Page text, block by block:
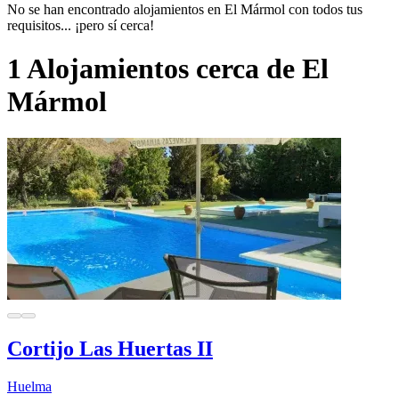
No se han encontrado alojamientos en El Mármol con todos tus
requisitos... ¡pero sí cerca!
1 Alojamientos cerca de El
Mármol
Cortijo Las Huertas II
Huelma